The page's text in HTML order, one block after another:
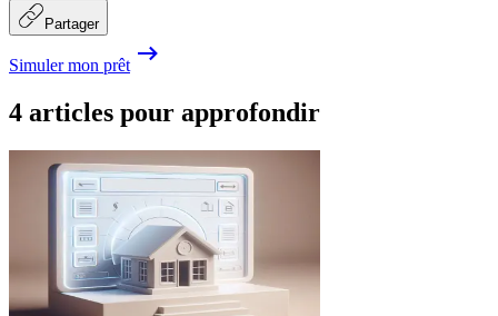
Partager
Simuler mon prêt
4 articles pour approfondir